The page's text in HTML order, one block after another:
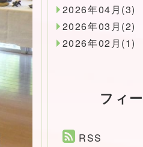
2026年04月(3)
2026年03月(2)
2026年02月(1)
フィ
RSS